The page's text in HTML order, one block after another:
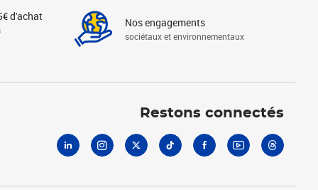
d'achat Nos engagements
sociétaux et environnementaux
Restons connectés